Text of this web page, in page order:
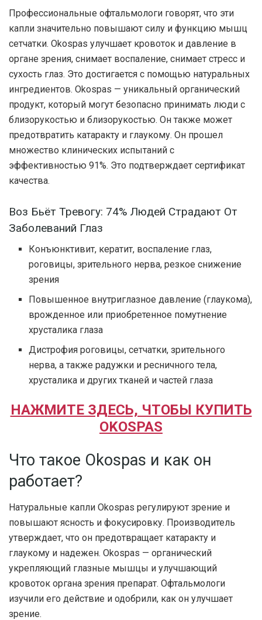
Профессиональные офтальмологи говорят, что эти
капли значительно повышают силу и функцию мышц
сетчатки. Okospas улучшает кровоток и давление в
органе зрения, снимает воспаление, снимает стресс и
сухость глаз. Это достигается с помощью натуральных
ингредиентов. Okospas — уникальный органический
продукт, который могут безопасно принимать люди с
близорукостью и близорукостью. Он также может
предотвратить катаракту и глаукому. Он прошел
множество клинических испытаний с
эффективностью 91%. Это подтверждает сертификат
качества.
Воз Бьёт Тревогу: 74% Людей Страдают От
Заболеваний Глаз
Конъюнктивит, кератит, воспаление глаз,
роговицы, зрительного нерва, резкое снижение
зрения
Повышенное внутриглазное давление (глаукома),
врожденное или приобретенное помутнение
хрусталика глаза
Дистрофия роговицы, сетчатки, зрительного
нерва, а также радужки и ресничного тела,
хрусталика и других тканей и частей глаза
НАЖМИТЕ ЗДЕСЬ, ЧТОБЫ КУПИТЬ
OKOSPAS
Что такое Okospas и как он
работает?
Натуральные капли Okospas регулируют зрение и
повышают ясность и фокусировку. Производитель
утверждает, что он предотвращает катаракту и
глаукому и надежен. Okospas — органический
укрепляющий глазные мышцы и улучшающий
кровоток органа зрения препарат. Офтальмологи
изучили его действие и одобрили, как он улучшает
зрение.